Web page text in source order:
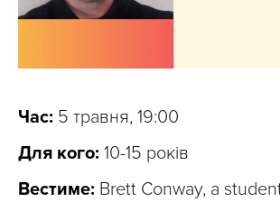
Час: 5 травня, 19:00
Для кого: 10-15 років
Вестиме: Brett Conway, a